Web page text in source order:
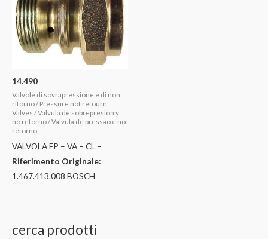
14.490
Valvole di sovrapressione e di non
ritorno / Pressure not retourn
Valves / Valvula de sobrepresion y
no retorno / Valvula de pressao e no
retorno
VALVOLA EP – VA – CL –
Riferimento Originale:
1.467.413.008 BOSCH
cerca prodotti